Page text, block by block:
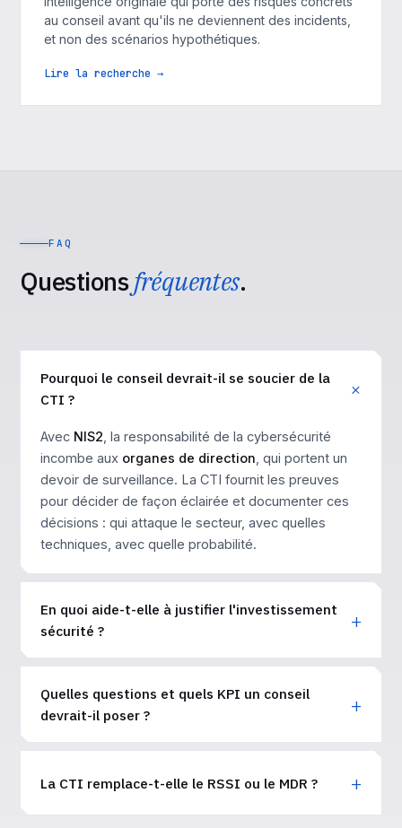
au conseil avant qu'ils ne deviennent des incidents,
et non des scénarios hypothétiques.
Lire la recherche →
FAQ
Questionsfréquentes.
Pourquoi le conseil devrait-il se soucier de la
CTI ?
Avec NIS2 , la responsabilité de la cybersécurité
incombe aux organes de direction , qui portent un
devoir de surveillance. La CTI fournit les preuves
pour décider de façon éclairée et documenter ces
décisions : qui attaque le secteur, avec quelles
techniques, avec quelle probabilité.
En quoi aide-t-elle à justifier l'investissement
sécurité ?
Quelles questions et quels KPI un conseil
devrait-il poser ?
La CTI remplace-t-elle le RSSI ou le MDR ?